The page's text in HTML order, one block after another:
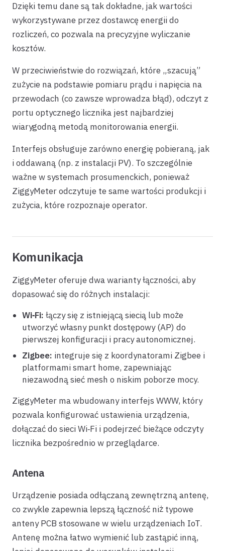
Dzięki temu dane są tak dokładne, jak wartości
wykorzystywane przez dostawcę energii do
rozliczeń, co pozwala na precyzyjne wyliczanie
kosztów.
W przeciwieństwie do rozwiązań, które „szacują”
zużycie na podstawie pomiaru prądu i napięcia na
przewodach (co zawsze wprowadza błąd), odczyt z
portu optycznego licznika jest najbardziej
wiarygodną metodą monitorowania energii.
Interfejs obsługuje zarówno energię pobieraną, jak
i oddawaną (np. z instalacji PV). To szczególnie
ważne w systemach prosumenckich, ponieważ
ZiggyMeter odczytuje te same wartości produkcji i
zużycia, które rozpoznaje operator.
Komunikacja
ZiggyMeter oferuje dwa warianty łączności, aby
dopasować się do różnych instalacji:
Wi‑Fi: łączy się z istniejącą siecią lub może
utworzyć własny punkt dostępowy (AP) do
pierwszej konfiguracji i pracy autonomicznej.
Zigbee: integruje się z koordynatorami Zigbee i
platformami smart home, zapewniając
niezawodną sieć mesh o niskim poborze mocy.
ZiggyMeter ma wbudowany interfejs WWW, który
pozwala konfigurować ustawienia urządzenia,
dołączać do sieci Wi‑Fi i podejrzeć bieżące odczyty
licznika bezpośrednio w przeglądarce.
Antena
Urządzenie posiada odłączaną zewnętrzną antenę,
co zwykle zapewnia lepszą łączność niż typowe
anteny PCB stosowane w wielu urządzeniach IoT.
Antenę można łatwo wymienić lub zastąpić inną,